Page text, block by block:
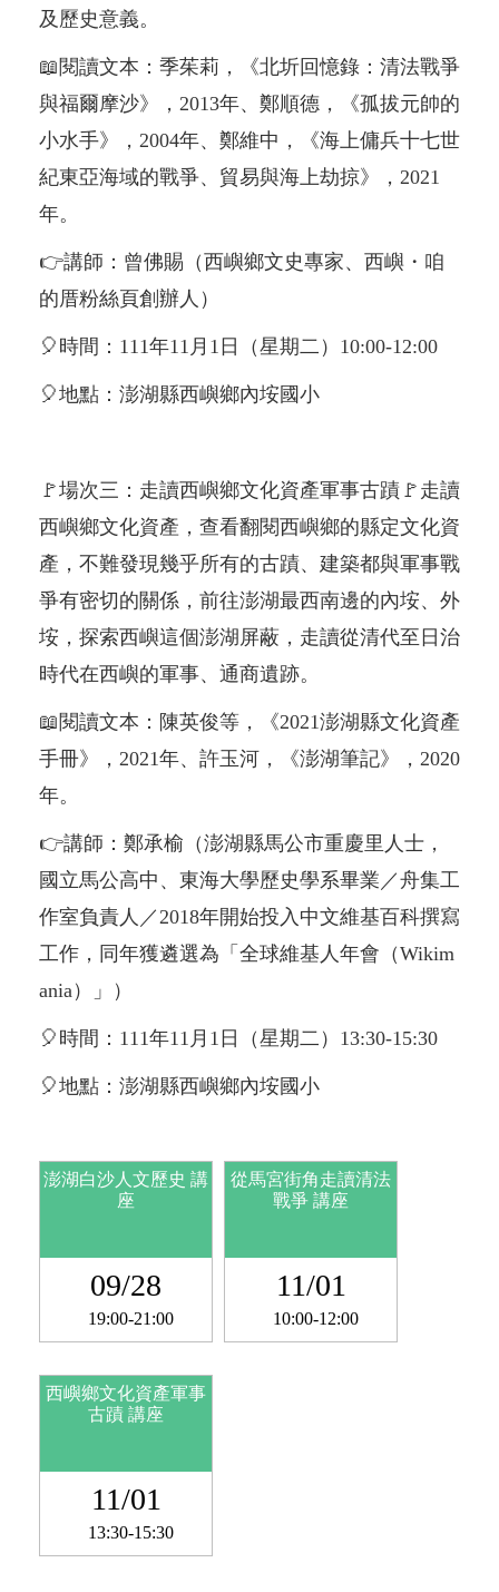
及歷史意義。
📖閱讀文本：季茱莉，《北圻回憶錄：清法戰爭
與福爾摩沙》，2013年、鄭順德，《孤拔元帥的
小水手》，2004年、鄭維中，《海上傭兵十七世
紀東亞海域的戰爭、貿易與海上劫掠》，2021
年。
👉講師：曾佛賜（西嶼鄉文史專家、西嶼・咱
的厝粉絲頁創辦人）
🎈時間：111年11月1日（星期二）10:00-12:00
🎈地點：澎湖縣西嶼鄉內垵國小
🚩場次三：走讀西嶼鄉文化資產軍事古蹟🚩走讀
西嶼鄉文化資產，查看翻閱西嶼鄉的縣定文化資
產，不難發現幾乎所有的古蹟、建築都與軍事戰
爭有密切的關係，前往澎湖最西南邊的內垵、外
垵，探索西嶼這個澎湖屏蔽，走讀從清代至日治
時代在西嶼的軍事、通商遺跡。
📖閱讀文本：陳英俊等，《2021澎湖縣文化資產
手冊》，2021年、許玉河，《澎湖筆記》，2020
年。
👉講師：鄭承榆（澎湖縣馬公市重慶里人士，
國立馬公高中、東海大學歷史學系畢業／舟集工
作室負責人／2018年開始投入中文維基百科撰寫
工作，同年獲遴選為「全球維基人年會（Wikim
ania）」）
🎈時間：111年11月1日（星期二）13:30-15:30
🎈地點：澎湖縣西嶼鄉內垵國小
澎湖白沙人文歷史 講
座
09/28
19:00-21:00
從馬宮街角走讀清法
戰爭 講座
11/01
10:00-12:00
西嶼鄉文化資產軍事
古蹟 講座
11/01
13:30-15:30